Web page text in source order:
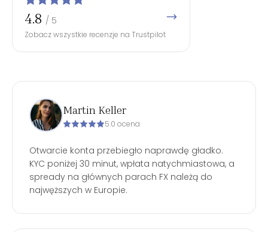
4.8 / 5
Zobacz wszystkie recenzje na Trustpilot
Martin Keller
5.0 ocena
Otwarcie konta przebiegło naprawdę gładko.
KYC poniżej 30 minut, wpłata natychmiastowa, a
spready na głównych parach FX należą do
najwęższych w Europie.